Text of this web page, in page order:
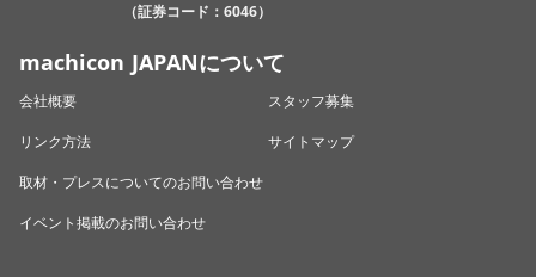
（証券コード：6046）
machicon JAPANについて
会社概要
スタッフ募集
リンク方法
サイトマップ
取材・プレスについてのお問い合わせ
イベント掲載のお問い合わせ